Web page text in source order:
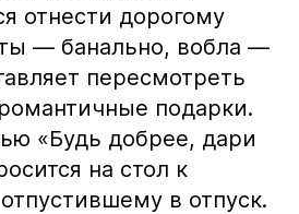
отнести дорогому
— банально, вобла —
пересмотреть
подарки.
«Будь добрее, дари
на стол к
в отпуск.